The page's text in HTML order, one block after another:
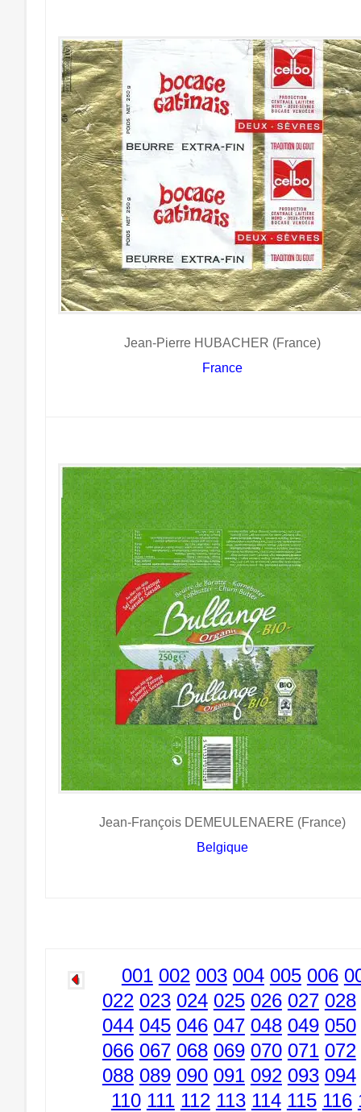
Jean-Pierre HUBACHER (France)
France
Jean-François DEMEULENAERE (France)
Belgique
001 002 003 004 005 006
022 023 024 025 026 027 028
044 045 046 047 048 049 050
066 067 068 069 070 071 072
088 089 090 091 092 093 094
110 111 112 113 114 115 116